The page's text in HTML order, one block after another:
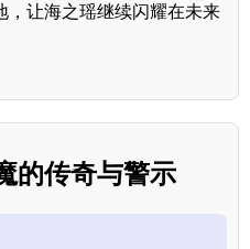
，让海之瑶继续闪耀在未来
的传奇与警示